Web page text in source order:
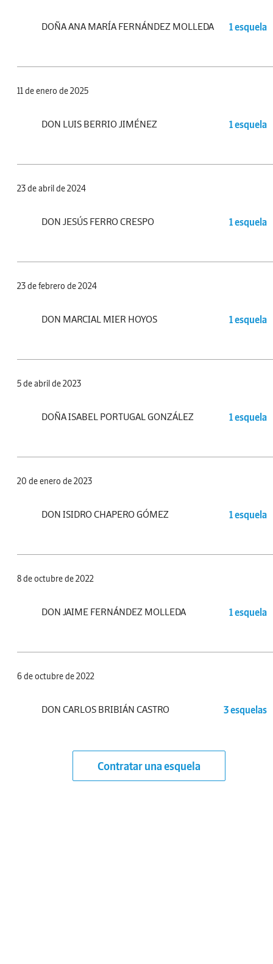
DOÑA ANA MARÍA FERNÁNDEZ MOLLEDA 1 esquela
11 de enero de 2025
DON LUIS BERRIO JIMÉNEZ 1 esquela
23 de abril de 2024
DON JESÚS FERRO CRESPO 1 esquela
23 de febrero de 2024
DON MARCIAL MIER HOYOS 1 esquela
5 de abril de 2023
DOÑA ISABEL PORTUGAL GONZÁLEZ 1 esquela
20 de enero de 2023
DON ISIDRO CHAPERO GÓMEZ 1 esquela
8 de octubre de 2022
DON JAIME FERNÁNDEZ MOLLEDA 1 esquela
6 de octubre de 2022
DON CARLOS BRIBIÁN CASTRO 3 esquelas
Contratar una esquela